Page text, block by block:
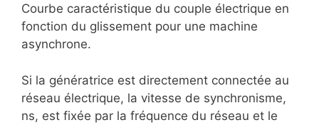
Courbe caractéristique du couple électrique en
fonction du glissement pour une machine
asynchrone.
Si la génératrice est directement connectée au
réseau électrique, la vitesse de synchronisme,
ns, est fixée par la fréquence du réseau et le